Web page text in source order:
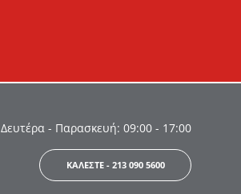
Δευτέρα - Παρασκευή: 09:00 - 17:00
ΚΑΛΕΣΤΕ - 213 090 5600